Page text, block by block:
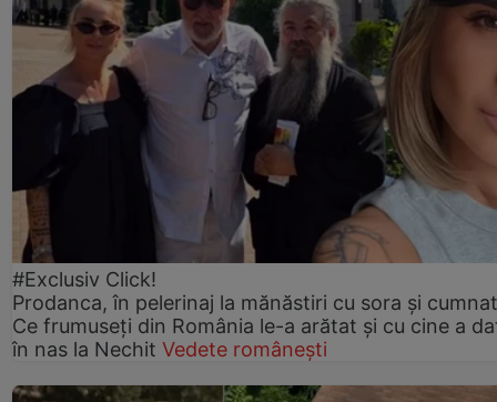
#Exclusiv Click!
Prodanca, în pelerinaj la mănăstiri cu sora și
Ce frumuseți din România le-a arătat și cu cine a
în nas la Nechit Vedete românești